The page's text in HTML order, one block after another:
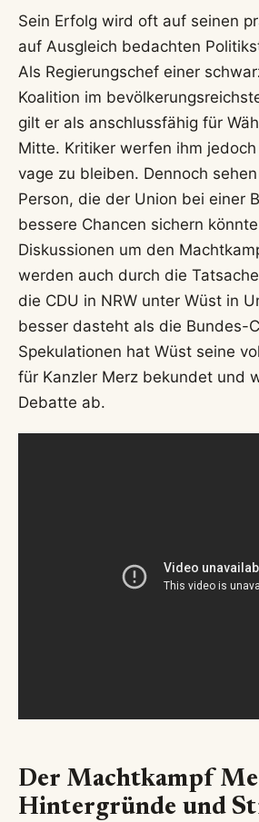
Sein Erfolg wird oft auf seinen
auf Ausgleich bedachten
Als Regierungschef einer
Koalition im
gilt er als anschlussfähig für
Mitte. Kritiker werfen ihm
vage zu bleiben. Dennoch
Person, die der Union bei einer
bessere Chancen sichern
Diskussionen um den
werden auch durch die
die CDU in NRW unter Wüst in
besser dasteht als die Bundes-
Spekulationen hat Wüst seine
für Kanzler Merz bekundet und
Debatte ab.
Der Machtkampf
Hintergründe und